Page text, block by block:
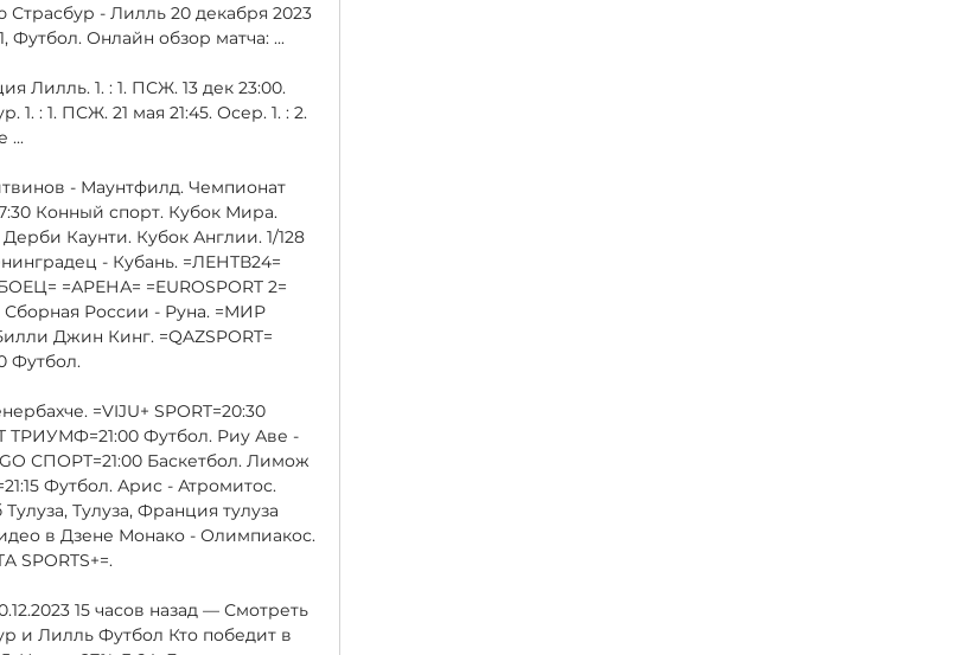
- Лилль 20 декабря 2023
Онлайн обзор матча: ...
1. : 1. ПСЖ. 13 дек 23:00.
1. : 1. ПСЖ. 21 мая 21:45. Осер. 1. : 2.
...
- Маунтфилд. Чемпионат
Конный спорт. Кубок Мира.
Каунти. Кубок Англии. 1/128
- Кубань. =ЛЕНТВ24=
=АРЕНА= =EUROSPORT 2=
Сборная России - Руна. =МИР
Джин Кинг. =QAZSPORT=
Футбол.
=VIJU+ SPORT=20:30
ТРИУМФ=21:00 Футбол. Риу Аве -
СПОРТ=21:00 Баскетбол. Лимож
Футбол. Арис - Атромитос.
Тулуза, Франция тулуза
в Дзене Монако - Олимпиакос.
SPORTS+=.
15 часов назад — Смотреть
и Лилль Футбол Кто победит в